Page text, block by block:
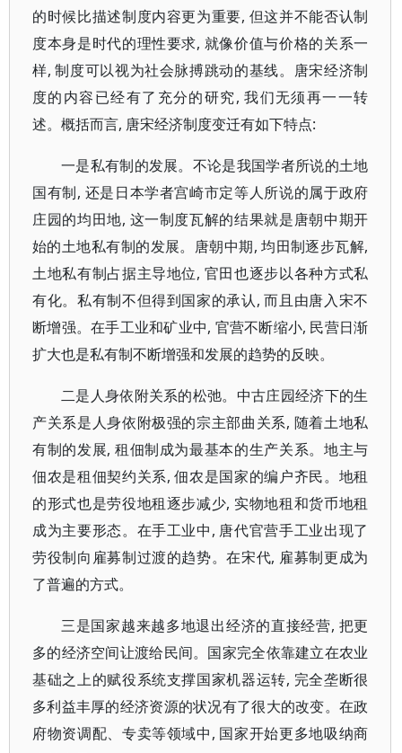
的时候比描述制度内容更为重要, 但这并不能否认制
度本身是时代的理性要求, 就像价值与价格的关系一
样, 制度可以视为社会脉搏跳动的基线。唐宋经济制
度的内容已经有了充分的研究, 我们无须再一一转
述。概括而言, 唐宋经济制度变迁有如下特点:
一是私有制的发展。不论是我国学者所说的土地
国有制, 还是日本学者宫崎市定等人所说的属于政府
庄园的均田地, 这一制度瓦解的结果就是唐朝中期开
始的土地私有制的发展。唐朝中期, 均田制逐步瓦解,
土地私有制占据主导地位, 官田也逐步以各种方式私
有化。私有制不但得到国家的承认, 而且由唐入宋不
断增强。在手工业和矿业中, 官营不断缩小, 民营日渐
扩大也是私有制不断增强和发展的趋势的反映。
二是人身依附关系的松弛。中古庄园经济下的生
产关系是人身依附极强的宗主部曲关系, 随着土地私
有制的发展, 租佃制成为最基本的生产关系。地主与
佃农是租佃契约关系, 佃农是国家的编户齐民。地租
的形式也是劳役地租逐步减少, 实物地租和货币地租
成为主要形态。在手工业中, 唐代官营手工业出现了
劳役制向雇募制过渡的趋势。在宋代, 雇募制更成为
了普遍的方式。
三是国家越来越多地退出经济的直接经营, 把更
多的经济空间让渡给民间。国家完全依靠建立在农业
基础之上的赋役系统支撑国家机器运转, 完全垄断很
多利益丰厚的经济资源的状况有了很大的改变。在政
府物资调配、专卖等领域中, 国家开始更多地吸纳商